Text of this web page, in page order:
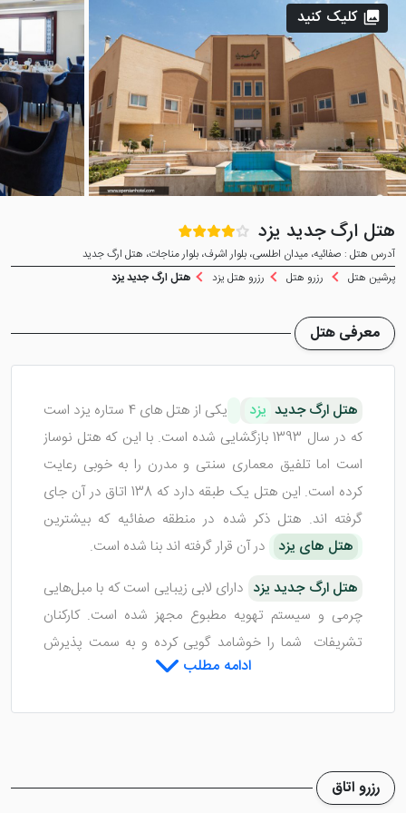
هتل ارگ جدید یزد
آدرس هتل : صفائیه، میدان اطلسی، بلوار اشرف، بلوار مناجات، هتل ارگ جدید
پرشین هتل
رزرو هتل رزرو هتل یزد هتل ارگ جدید یزد
کلیک کنید
معرفی هتل
هتل ارگ جدید یزد
یکی از هتل های 4 ستاره یزد است
که در سال 1393 بازگشایی شده است. با این که هتل نوساز
است اما تلفیق معماری سنتی و مدرن را به خوبی رعایت
کرده است. این هتل یک طبقه دارد که 138 اتاق در آن جای
گرفته اند. هتل ذکر شده در منطقه صفائیه که بیشترین
هتل های یزد
در آن قرار گرفته اند بنا شده است.
هتل ارگ جدید یزد دارای لابی زیبایی است که با مبل‌هایی
چرمی و سیستم تهویه مطبوع مجهز شده است. کارکنان
تشریفات شما را خوشامد گویی کرده و به سمت پذیرش
هتل راهنمایی می‌کنند. بلمن نیز چمدان‌های شما را حمل
اتاق های هتل ارگ جدید یزد
ادامه مطلب
رزرو اتاق